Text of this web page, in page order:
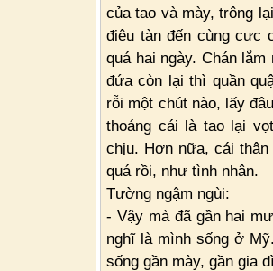
của tao và mày, trông
điêu tàn đến cùng cực
quá hai ngày. Chán
đứa còn lại thì quần
rỗi một chút nào, lấy
thoáng cái là tao lại
chịu. Hơn nữa, cái
quá rồi, như tình nhân.
Tường ngậm ngùi:
- Vậy mà đã gần hai
nghĩ là mình sống ở
sống gần mày, gần gia